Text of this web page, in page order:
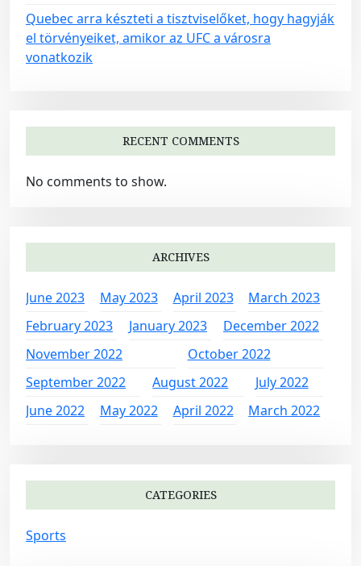
Quebec arra készteti a tisztviselőket, hogy hagyják
el törvényeiket, amikor az UFC a városra
vonatkozik
RECENT COMMENTS
No comments to show.
ARCHIVES
June 2023 May 2023 April 2023
March 2023
February 2023
January 2023
December 2022
November 2022
October 2022
September 2022
August 2022
July 2022
June 2022
May 2022 April 2022 March 2022
CATEGORIES
Sports